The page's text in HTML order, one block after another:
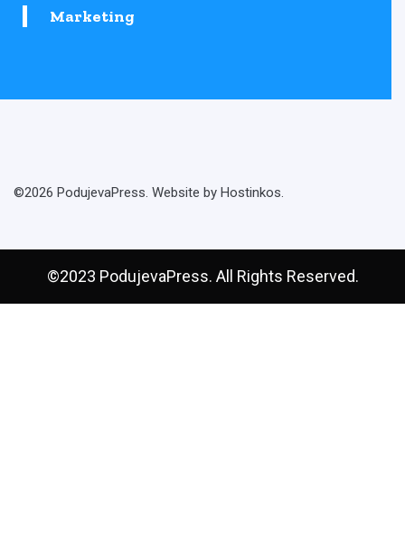
Marketing
©2026 PodujevaPress. Website by Hostinkos.
©2023 PodujevaPress. All Rights Reserved.